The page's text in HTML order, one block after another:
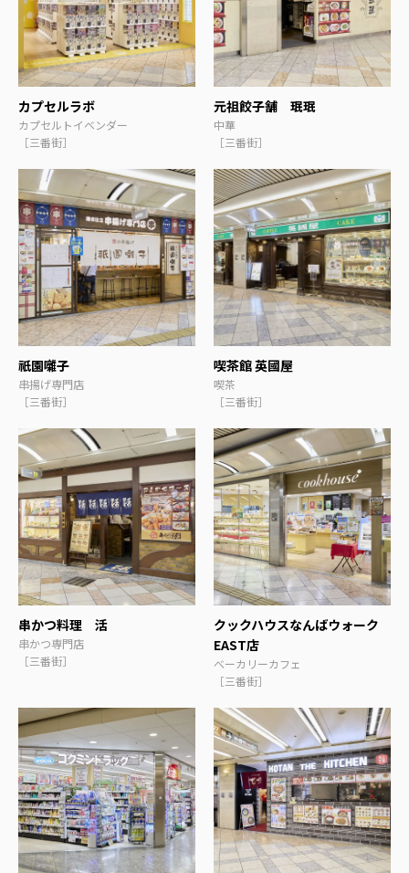
カプセルラボ
カプセルトイベンダー
［三番街］
元祖餃子舗 珉珉
中華
［三番街］
祇園囃子
串揚げ専門店
［三番街］
喫茶館 英國屋
喫茶
［三番街］
串かつ料理 活
串かつ専門店
［三番街］
クックハウスなんばウォーク
EAST店
べーカリーカフェ
［三番街］